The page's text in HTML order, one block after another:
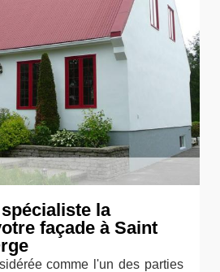
la
façade à Saint
comme l'un des parties